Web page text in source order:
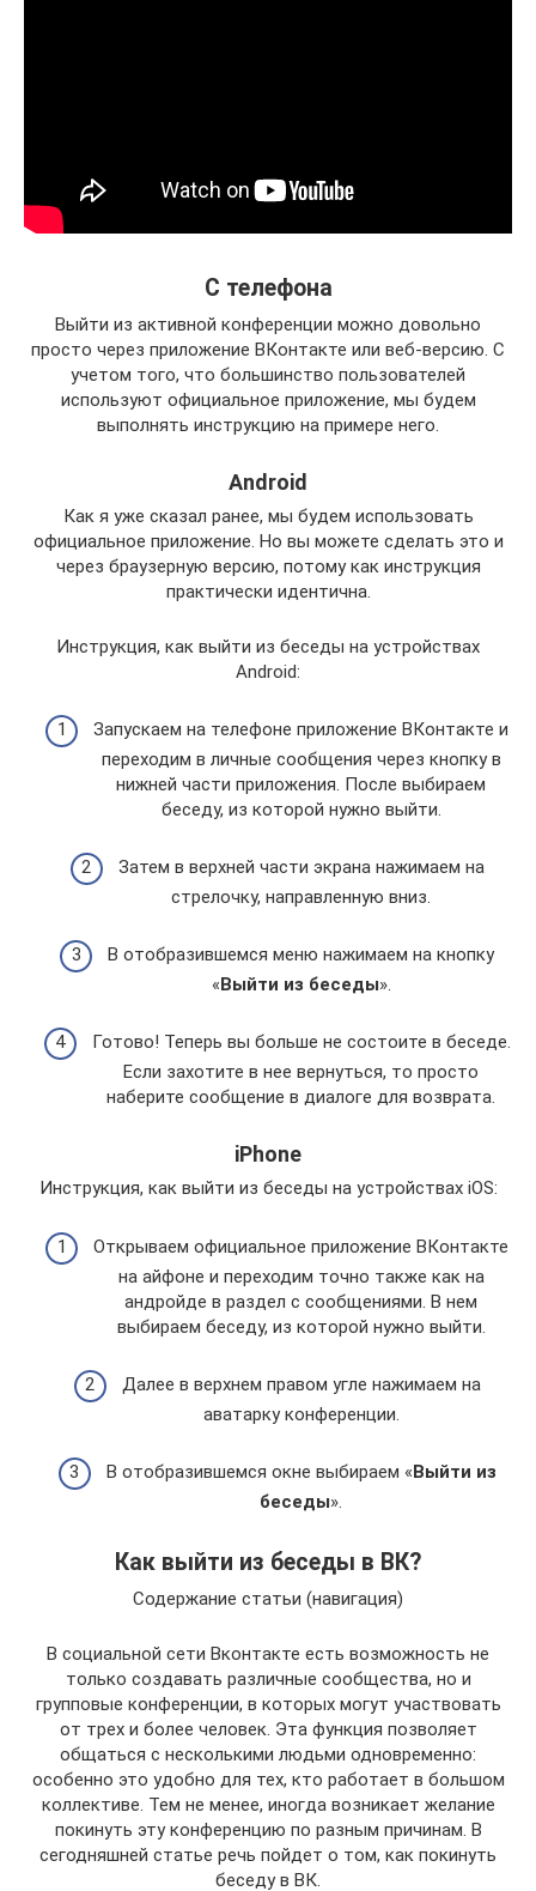
С телефона
Выйти из активной конференции можно довольно
просто через приложение ВКонтакте или веб-версию. С
учетом того, что большинство пользователей
используют официальное приложение, мы будем
выполнять инструкцию на примере него.
Android
Как я уже сказал ранее, мы будем использовать
официальное приложение. Но вы можете сделать это и
через браузерную версию, потому как инструкция
практически идентична.
Инструкция, как выйти из беседы на устройствах
Android:
Запускаем на телефоне приложение ВКонтакте и
переходим в личные сообщения через кнопку в
нижней части приложения. После выбираем
беседу, из которой нужно выйти.
Затем в верхней части экрана нажимаем на
стрелочку, направленную вниз.
В отобразившемся меню нажимаем на кнопку
«Выйти из беседы».
Готово! Теперь вы больше не состоите в беседе.
Если захотите в нее вернуться, то просто
наберите сообщение в диалоге для возврата.
iPhone
Инструкция, как выйти из беседы на устройствах iOS:
Открываем официальное приложение ВКонтакте
на айфоне и переходим точно также как на
андройде в раздел с сообщениями. В нем
выбираем беседу, из которой нужно выйти.
Далее в верхнем правом угле нажимаем на
аватарку конференции.
В отобразившемся окне выбираем «Выйти из
беседы».
Как выйти из беседы в ВК?
Содержание статьи (навигация)
В социальной сети Вконтакте есть возможность не
только создавать различные сообщества, но и
групповые конференции, в которых могут участвовать
от трех и более человек. Эта функция позволяет
общаться с несколькими людьми одновременно:
особенно это удобно для тех, кто работает в большом
коллективе. Тем не менее, иногда возникает желание
покинуть эту конференцию по разным причинам. В
сегодняшней статье речь пойдет о том, как покинуть
беседу в ВК.